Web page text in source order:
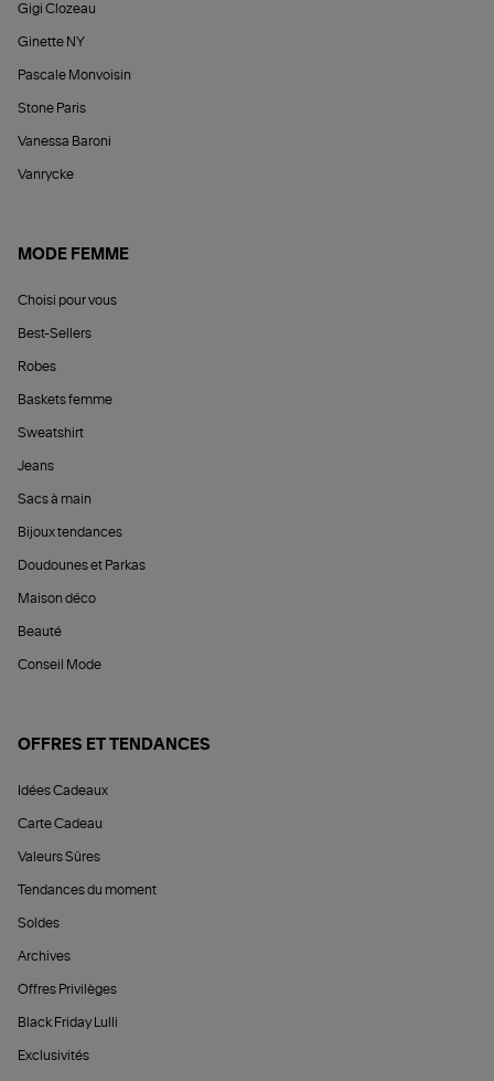
Gigi Clozeau
Ginette NY
Pascale Monvoisin
Stone Paris
Vanessa Baroni
Vanrycke
MODE FEMME
Choisi pour vous
Best-Sellers
Robes
Baskets femme
Sweatshirt
Jeans
Sacs à main
Bijoux tendances
Doudounes et Parkas
Maison déco
Beauté
Conseil Mode
OFFRES ET TENDANCES
Idées Cadeaux
Carte Cadeau
Valeurs Sûres
Tendances du moment
Soldes
Archives
Offres Privilèges
Black Friday Lulli
Exclusivités